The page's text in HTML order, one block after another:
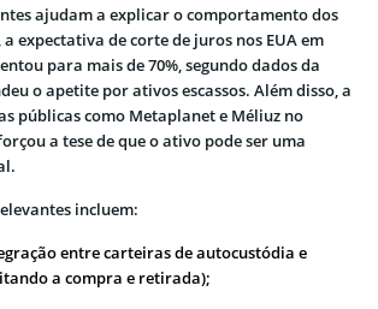
ajudam a explicar o comportamento dos
expectativa de corte de juros nos EUA em
para mais de 70%, segundo dados da
o apetite por ativos escassos. Além disso, a
públicas como Metaplanet e Méliuz no
a tese de que o ativo pode ser uma
incluem:
entre carteiras de autocustódia e
a compra e retirada);